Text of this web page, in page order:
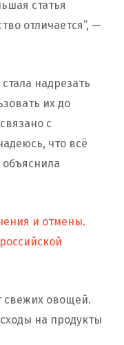
статья
отличается”, —
надрезать
их до
с
что всё
и отмены.
свежих овощей.
на продукты